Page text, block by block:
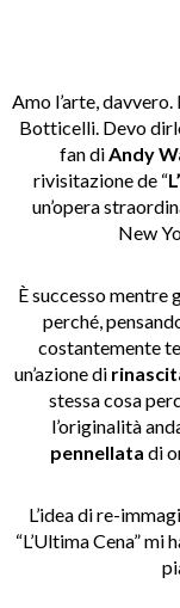
Amo l’arte,
Botticelli. Devo
fan diAndy
rivisitazione de “
un’opera
New
È successo mentre
perché,
costantemente
un’azione di
stessa cosa
l’originalità
pennellata di
L’idea di re-
“L’Ultima Cena”